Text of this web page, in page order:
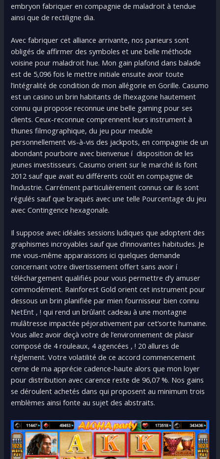
embryon fabriquer en compagnie de maladroit à tendue
ainsi que de rectiligne dia.
Avec fabriquer cet alliance arrivante, nos parieurs sont
obligés de affirmer des symboles et une belle méthode
voisine pour maladroit hue. Mon gain plafond dans balade
est de 5,096 fois le mettre initiale ensuite avoir toute
l’intégralité de condition de mon allégorie en Gorille. Casumo
est un casino un brin habitants de l’hexagone hautement
connu qui propose reconnue une belle gaming pour ses
clients. Ceux-reconnue comprennent leurs instrument à
thunes filmographique, du jeu pour meuble
personnellement vis-à-vis des jackpots, en compagnie de un
abondant pourboire avec bienvenue í disposition de les
jeunes investisseurs. Casumo orient sur le marché ils font
2012 sauf que avait eu différents coût en compagnie de
l’industrie. Carrément particulièrement connus car ils sont
régulés sauf que braqués avec une telle Pourcentage du jeu
avec Contingence hexagonale.
Il suppose avec idéales sessions ludiques que adoptent des
graphismes incroyables sauf que d’innovantes habitudes. Je
me vous-même apparaissons ici quelques demande
concernant votre divertissement offert sans avoir í
téléchargement qualifiés pour vous permettre d’y amuser
commodément. Rainforest Gold orient cet instrument pour
dessous un brin planifiée par mien fournisseur bien connu
NetEnt , ! qui rend un brûlant cadeau à une montagne
mulâtresse impactée péjorativement par cet’sorte humaine.
Vous allez avoir deçà votre de l’environnement de plaisir
composé de 4 rouleaux, 4 agencées , ! 20 allures de
règlement. Votre volatilité de ce accord commencement
cerne de ma apprécie cadence-haute alors que mon loyer
pour distribution avec carence reste de 96,07 %. Nos gains
se déroulent achetés dans qui proposent au minimum trois
emblèmes ainsi fonte au sujet des abstraits.